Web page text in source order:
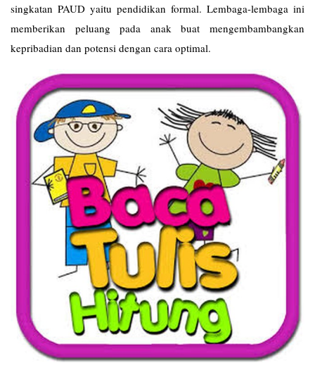
singkatan PAUD yaitu pendidikan formal. Lembaga-lembaga ini
memberikan peluang pada anak buat mengembambangkan
kepribadian dan potensi dengan cara optimal.